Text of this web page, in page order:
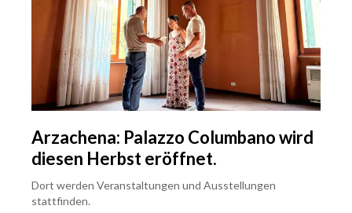
Arzachena: Palazzo Columbano wird
diesen Herbst eröffnet.
Dort werden Veranstaltungen und Ausstellungen
stattfinden.